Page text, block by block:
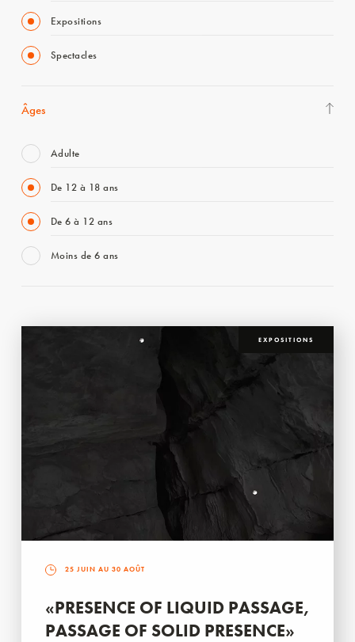
Expositions
Spectacles
Âges
Adulte
De 12 à 18 ans
De 6 à 12 ans
Moins de 6 ans
EXPOSITIONS
25 JUIN AU 30 AOÛT
«PRESENCE OF LIQUID PASSAGE,
PASSAGE OF SOLID PRESENCE»